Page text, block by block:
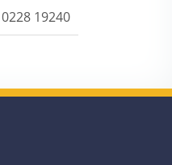
0228 19240